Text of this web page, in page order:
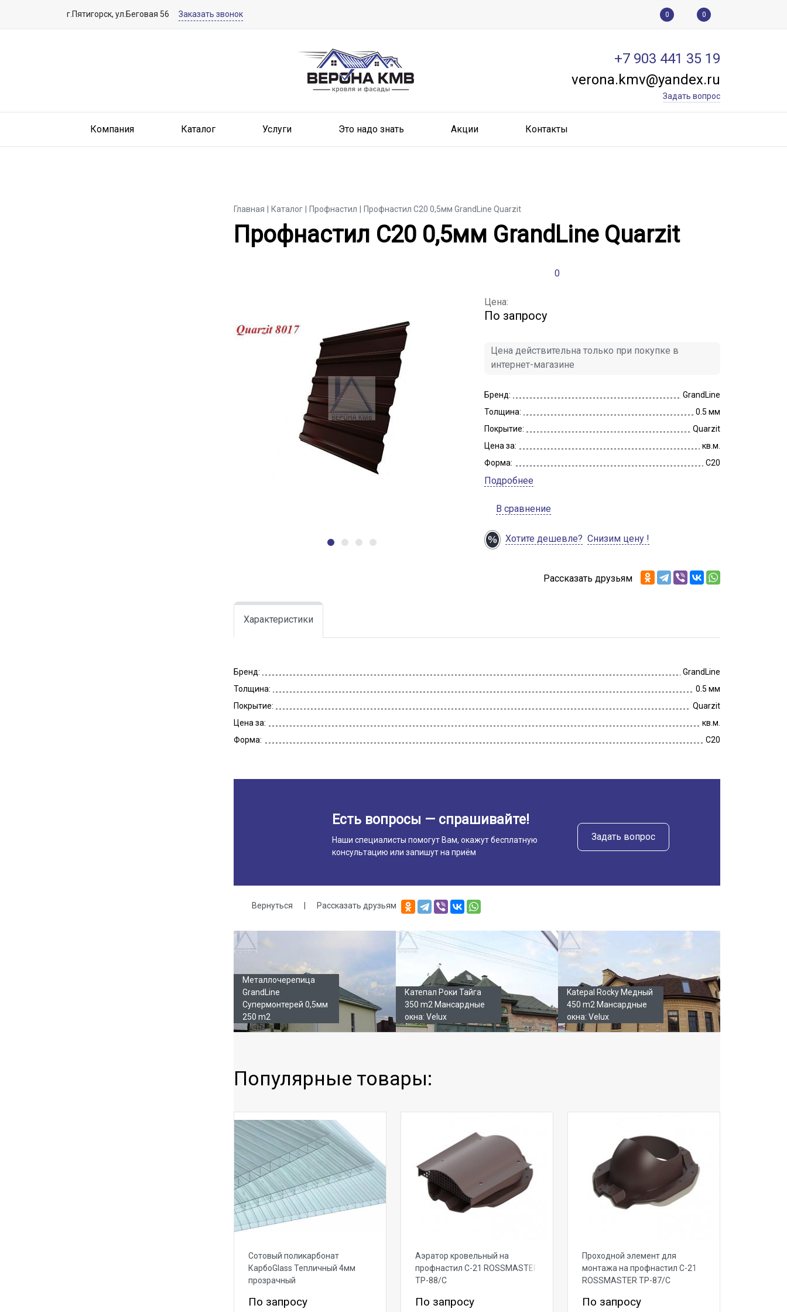
г.Пятигорск, ул.Беговая 56 Заказать звонок 0 0
+7 903 441 35 19
verona.kmv@yandex.ru
Задать вопрос
Компания Каталог Услуги Это надо знать Акции Контакты
Главная Каталог Профнастил Профнастил С20 0,5мм GrandLine Quarzit
Профнастил С20 0,5мм GrandLine Quarzit
Профнастил С20 0,5мм GrandLine Quarzit
0
Цена:
По запросу
Цена действительна только при покупке в
интернет-магазине
Бренд:
GrandLine
Толщина:
0.5 мм
Покрытие:
Quarzit
Цена за:
кв.м.
Форма:
C20
Подробнее
В сравнение
Хотите дешевле? Снизим цену !
Рассказать друзьям
Характеристики
Бренд:
GrandLine
Толщина:
0.5 мм
Покрытие:
Quarzit
Цена за:
кв.м.
Форма:
C20
Есть вопросы — спрашивайте!
Наши специалисты помогут Вам, окажут бесплатную
консультацию или запишут на приём
Задать вопрос
Вернуться | Рассказать друзьям
Галерея
Металлочерепица
GrandLine
Супермонтерей 0,5мм
250 m2
Катепал Роки Тайга
350 m2 Мансардные
окна: Velux
Katepal Rocky Медный
450 m2 Мансардные
окна: Velux
Популярные товары:
Сотовый поликарбонат
КарбоGlass Тепличный 4мм
прозрачный
По запросу
Аэратор кровельный на
профнастил С-21 ROSSMASTER
ТР-88/С
По запросу
Проходной элемент для
монтажа на профнастил С-21
ROSSMASTER ТР-87/С
По запросу